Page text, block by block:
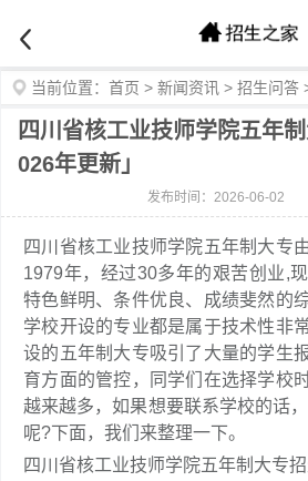
当前位置： 首页 > 新闻资讯 > 招生问答
四川省核工业技师学院五年
026年更新」
发布时间：2026-06-02
四川省核工业技师学院五年制大专
1979年，经过30多年的艰苦创业,
特色鲜明、条件优良、成绩斐然的
学校开设的专业都是属于技术性非
设的五年制大专吸引了大量的学生
育方面的管控，同学们在选择学校
越来越多，如果想要联系学校的话
呢?下面，我们来整理一下。
四川省核工业技师学院五年制大专